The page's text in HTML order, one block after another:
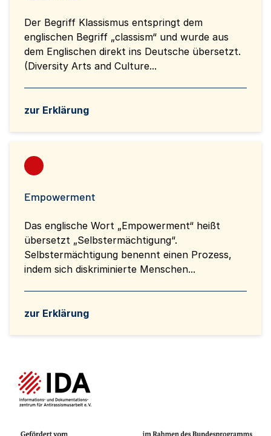
Der Begriff Klassismus entspringt dem
englischen Begriff „classism“ und wurde aus
dem Englischen direkt ins Deutsche übersetzt.
(Diversity Arts and Culture...
zur Erklärung
Empowerment
Das englische Wort „Empowerment“ heißt
übersetzt „Selbstermächtigung“.
Selbstermächtigung benennt einen Prozess,
indem sich diskriminierte Menschen...
zur Erklärung